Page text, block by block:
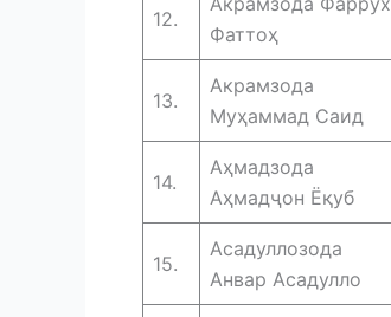
12.
Фаттоҳ
13.
Акрамзода
Муҳаммад Саид
14.
Аҳмадзода
Аҳмадҷон Ёқуб
15.
Асадуллозода
Анвар Асадулло